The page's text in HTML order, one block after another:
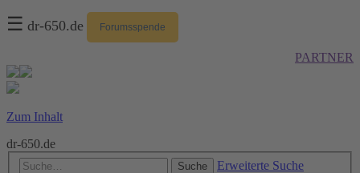
☰ dr-650.de Forumsspende
PARTNER
Zum Inhalt
dr-650.de
Suche Erweiterte Suche